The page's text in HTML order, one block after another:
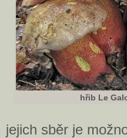
hřib Le
jejich sběr je